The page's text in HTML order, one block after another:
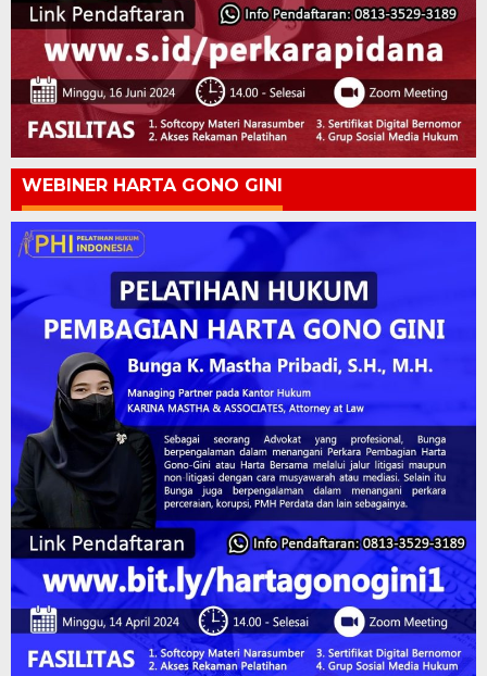
WEBINER HARTA GONO GINI